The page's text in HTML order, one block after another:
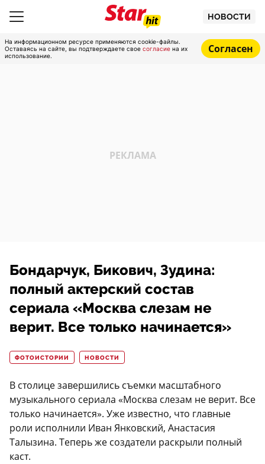
НОВОСТИ
На информационном ресурсе применяются cookie-файлы.
Оставаясь на сайте, вы подтверждаете свое согласие на их
использование.
Согласен
Бондарчук, Бикович, Зудина:
полный актерский состав
сериала «Москва слезам не
верит. Все только начинается»
ФОТОИСТОРИИ НОВОСТИ
В столице завершились съемки масштабного
музыкального сериала «Москва слезам не верит. Все
только начинается». Уже известно, что главные
роли исполнили Иван Янковский, Анастасия
Талызина. Теперь же создатели раскрыли полный
каст.